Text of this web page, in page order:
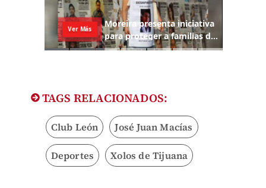
TAGS RELACIONADOS:
Club León José Juan Macías
Deportes Xolos de Tijuana